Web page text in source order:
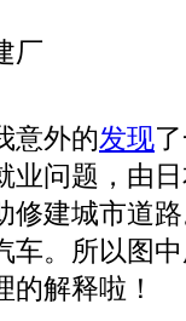
厂
外的发现
业问题，由
修建城市道
车。所以图
的解释啦！